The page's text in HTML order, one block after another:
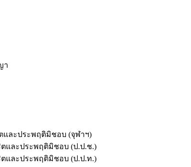
า
และประพฤติมิชอบ (จุฬาฯ)
ตและประพฤติมิชอบ (ป.ป.ช.)
ตและประพฤติมิชอบ (ป.ป.ท.)